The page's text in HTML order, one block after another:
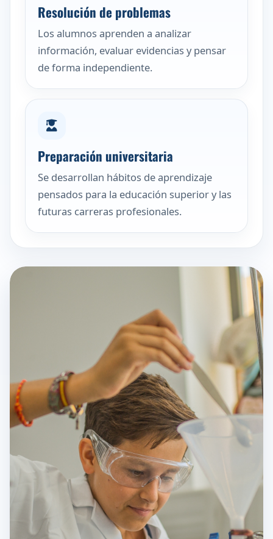
Resolución de problemas
Los alumnos aprenden a analizar
información, evaluar evidencias y pensar
de forma independiente.
Preparación universitaria
Se desarrollan hábitos de aprendizaje
pensados para la educación superior y las
futuras carreras profesionales.